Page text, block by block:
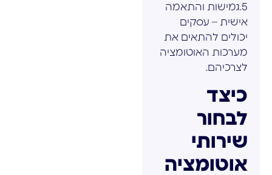
5.גמישות והתאמה
אישית – עסקים
יכולים להתאים את
מערכות האוטומציה
לצרכיהם.
כיצד
לבחור
שירותי
אוטומציה